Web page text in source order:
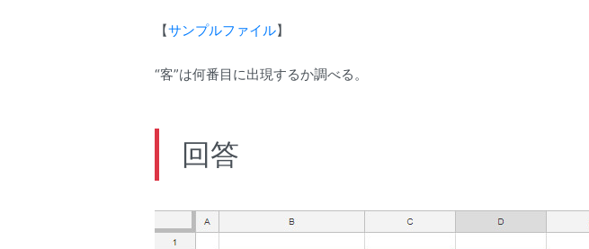
【サンプルファイル】
“客”は何番目に出現するか調べる。
回答